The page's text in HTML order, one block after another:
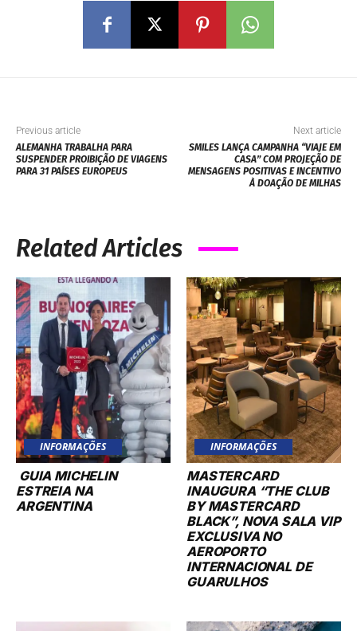
Previous article
ALEMANHA TRABALHA PARA
SUSPENDER PROIBIÇÃO DE VIAGENS
PARA 31 PAÍSES EUROPEUS
Next article
SMILES LANÇA CAMPANHA “VIAJE EM
CASA” COM PROJEÇÃO DE
MENSAGENS POSITIVAS E INCENTIVO
À DOAÇÃO DE MILHAS
Related Articles
INFORMAÇÕES
GUIA MICHELIN
ESTREIA NA
ARGENTINA
INFORMAÇÕES
MASTERCARD
INAUGURA “THE CLUB
BY MASTERCARD
BLACK”, NOVA SALA VIP
EXCLUSIVA NO
AEROPORTO
INTERNACIONAL DE
GUARULHOS